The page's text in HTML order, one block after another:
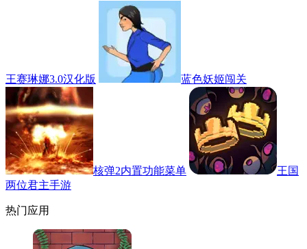
王赛琳娜3.0汉化版 蓝色妖姬闯关
核弹2内置功能菜单
王国
两位君主手游
热门应用